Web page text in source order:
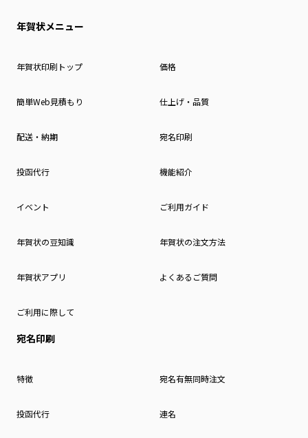
年賀状メニュー
年賀状印刷トップ 価格
簡単Web見積もり 仕上げ・品質
配送・納期 宛名印刷
投函代行 機能紹介
イベント ご利用ガイド
年賀状の豆知識 年賀状の注文方法
年賀状アプリ よくあるご質問
ご利用に際して
宛名印刷
特徴 宛名有無同時注文
投函代行 連名